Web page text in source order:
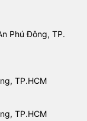
Phú Đông, TP.
TP.HCM
TP.HCM